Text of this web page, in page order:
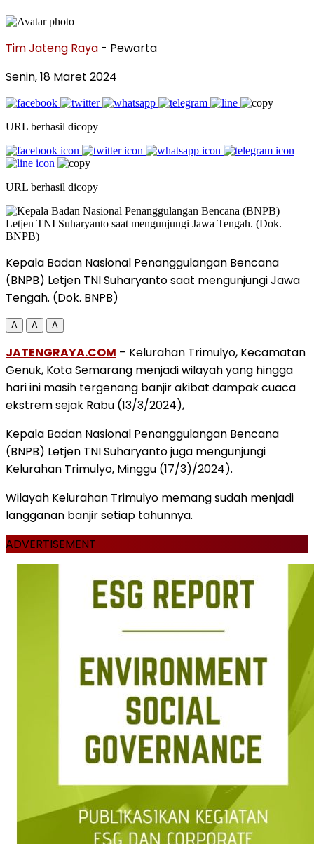
Tim Jateng Raya - Pewarta
Senin, 18 Maret 2024
URL berhasil dicopy
URL berhasil dicopy
Kepala Badan Nasional Penanggulangan Bencana
(BNPB) Letjen TNI Suharyanto saat mengunjungi Jawa
Tengah. (Dok. BNPB)
A A A
JATENGRAYA.COM – Kelurahan Trimulyo, Kecamatan
Genuk, Kota Semarang menjadi wilayah yang hingga
hari ini masih tergenang banjir akibat dampak cuaca
ekstrem sejak Rabu (13/3/2024),
Kepala Badan Nasional Penanggulangan Bencana
(BNPB) Letjen TNI Suharyanto juga mengunjungi
Kelurahan Trimulyo, Minggu (17/3)/2024).
Wilayah Kelurahan Trimulyo memang sudah menjadi
langganan banjir setiap tahunnya.
ADVERTISEMENT